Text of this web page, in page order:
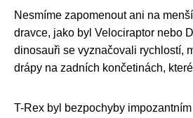
Nesmíme zapomenout ani na
dravce, jako byl Velociraptor nebo
dinosauři se vyznačovali rychlostí,
drápy na zadních končetinách,
T-Rex byl bezpochyby